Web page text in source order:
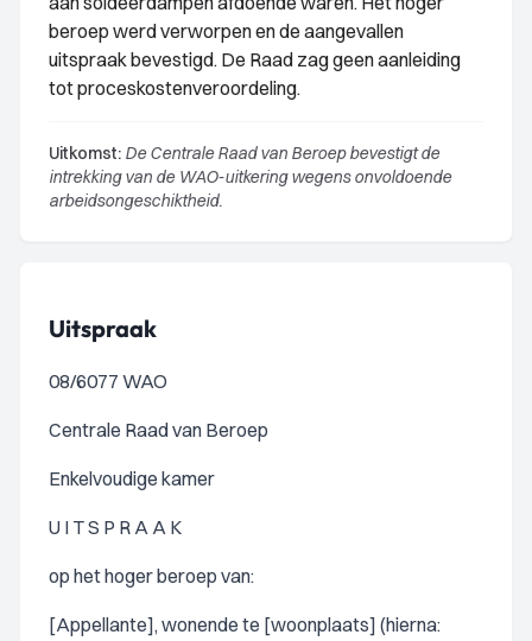
beroep werd verworpen en de aangevallen
uitspraak bevestigd. De Raad zag geen aanleiding
tot proceskostenveroordeling.
Uitkomst: De Centrale Raad van Beroep bevestigt de
intrekking van de WAO-uitkering wegens onvoldoende
arbeidsongeschiktheid.
Uitspraak
08/6077 WAO
Centrale Raad van Beroep
Enkelvoudige kamer
U I T S P R A A K
op het hoger beroep van:
[Appellante], wonende te [woonplaats] (hierna: